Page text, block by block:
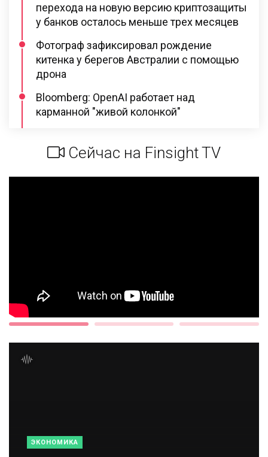
перехода на новую версию криптозащиты
у банков осталось меньше трех месяцев
Фотограф зафиксировал рождение
китенка у берегов Австралии с помощью
дрона
Bloomberg: OpenAI работает над
карманной "живой колонкой"
Сейчас на Finsight TV
ЭКОНОМИКА